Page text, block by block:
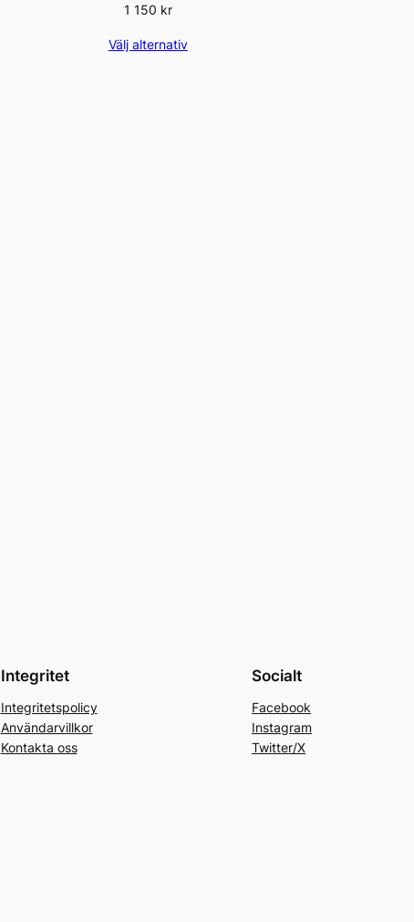
1 150 kr
Välj alternativ
Integritet
Integritetspolicy
Användarvillkor
Kontakta oss
Socialt
Facebook
Instagram
Twitter/X